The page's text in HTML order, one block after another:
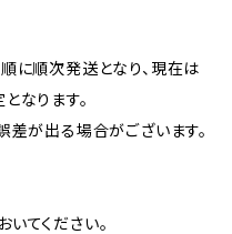
に順次発送となり、現在は
なります。
が出る場合がございます。
てください。